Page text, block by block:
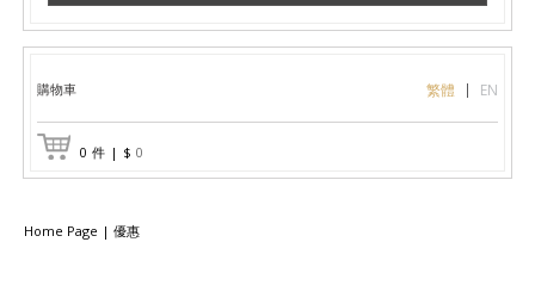
購物車 繁體 EN
0 件 | $ 0
Home Page | 優惠